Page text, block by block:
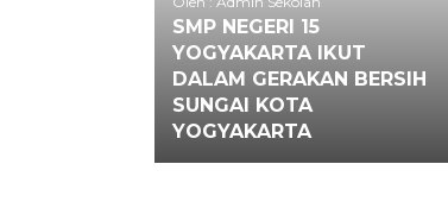
SMP NEGERI 15
YOGYAKARTA IKUT
DALAM GERAKAN BERSIH
SUNGAI KOTA
YOGYAKARTA